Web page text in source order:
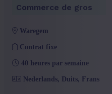
+ Montrer plus - Montrer moins
Baccalauréat
+ Montrer plus
Type de contrat
Contrat à durée indéterminée
Commerce de gros
waregem
Contrat fixe
40 heures par semaine
Nederlands, Duits, Frans